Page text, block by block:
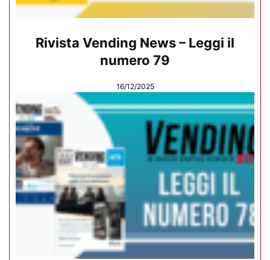
Rivista Vending News – Leggi il
numero 79
16/12/2025